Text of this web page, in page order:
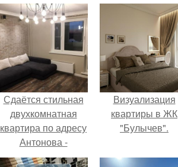
Сдаётся стильная
двухкомнатная
квартира по адресу
Антонова -
овсеенко 3.
Визуализация
квартиры в ЖК
"Булычев".